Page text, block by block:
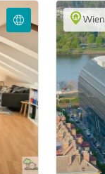
Wien